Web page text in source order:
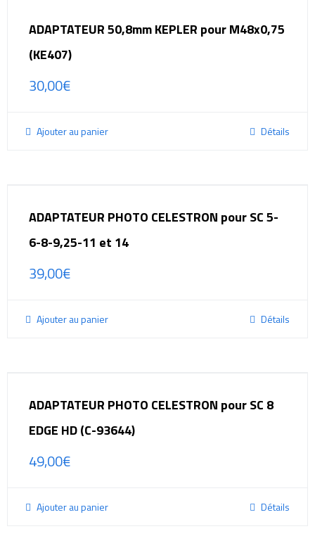
ADAPTATEUR 50,8mm KEPLER pour M48x0,75
(KE407)
30,00€
Ajouter au panier Détails
ADAPTATEUR PHOTO CELESTRON pour SC 5-
6-8-9,25-11 et 14
39,00€
Ajouter au panier Détails
ADAPTATEUR PHOTO CELESTRON pour SC 8
EDGE HD (C-93644)
49,00€
Ajouter au panier Détails